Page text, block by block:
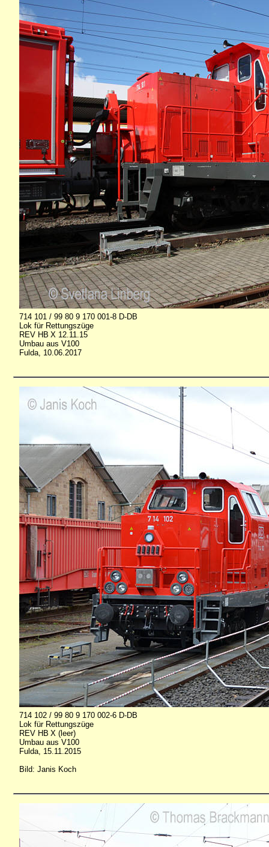
714 101 / 99 80 9 170 001-8 D-DB
Lok für Rettungszüge
REV HB X 12.11.15
Umbau aus V100
Fulda, 10.06.2017
714 102 / 99 80 9 170 002-6 D-DB
Lok für Rettungszüge
REV HB X (leer)
Umbau aus V100
Fulda, 15.11.2015
Bild: Janis Koch